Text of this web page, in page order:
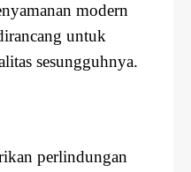
modern
untuk
sesungguhnya.
perlindungan